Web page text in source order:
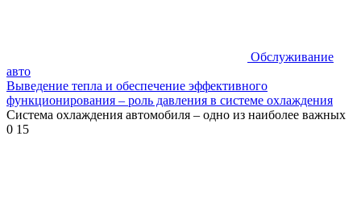
Обслуживание
авто
Выведение тепла и обеспечение эффективного
функционирования – роль давления в системе охлаждения
Система охлаждения автомобиля – одно из наиболее важных
0 15